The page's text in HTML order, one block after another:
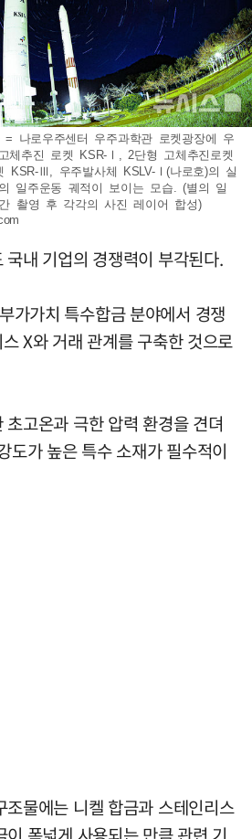
= 나로우주센터 우주과학관 로켓광장에 우
체추진 로켓 KSR-Ⅰ, 2단형 고체추진로켓
KSR-Ⅲ, 우주발사체 KSLV-Ⅰ(나로호)의 실
일주운동 궤적이 보이는 모습. (별의 일
촬영 후 각각의 사진 레이어 합성)
국내 기업의 경쟁력이 부각된다.
가가치 특수합금 분야에서 경쟁
X와 거래 관계를 구축한 것으로
고온과 극한 압력 환경을 견뎌
도가 높은 특수 소재가 필수적이
조물에는 니켈 합금과 스테인리스